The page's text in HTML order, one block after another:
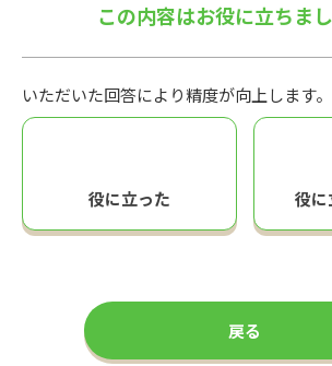
この内容はお役に立ちま
いただいた回答により精度が向上します。
役に立った 役に
戻る